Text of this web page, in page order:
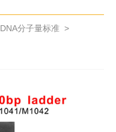
DNA分子量标准 >